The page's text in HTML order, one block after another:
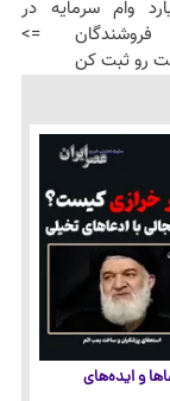
وام سرمایه در
=>
رو ثبت کن
و ایده‌های